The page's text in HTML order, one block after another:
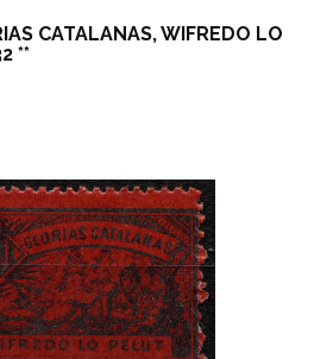
CATALANAS, WIFREDO LO
**